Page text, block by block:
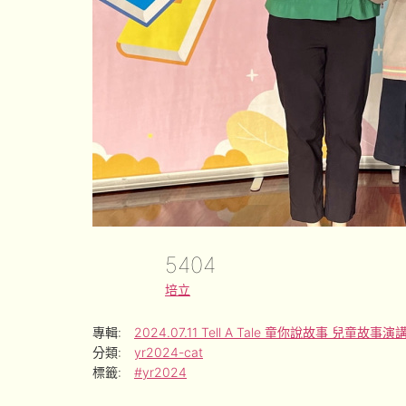
5404
培立
專輯:
2024.07.11 Tell A Tale 童你說故事 兒童故事演
分類:
yr2024-cat
標籤:
#yr2024